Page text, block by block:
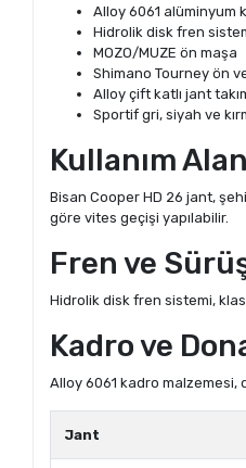
Alloy 6061 alüminyum
Hidrolik disk fren
MOZO/MUZE ön maşa
Shimano Tourney ön
Alloy çift katlı jant
Sportif gri, siyah ve
Kullanım
Bisan Cooper HD 26 jant,
göre vites geçişi yapılabilir.
Fren ve
Hidrolik disk fren sistemi,
Kadro ve
Alloy 6061 kadro malzemesi,
Jant